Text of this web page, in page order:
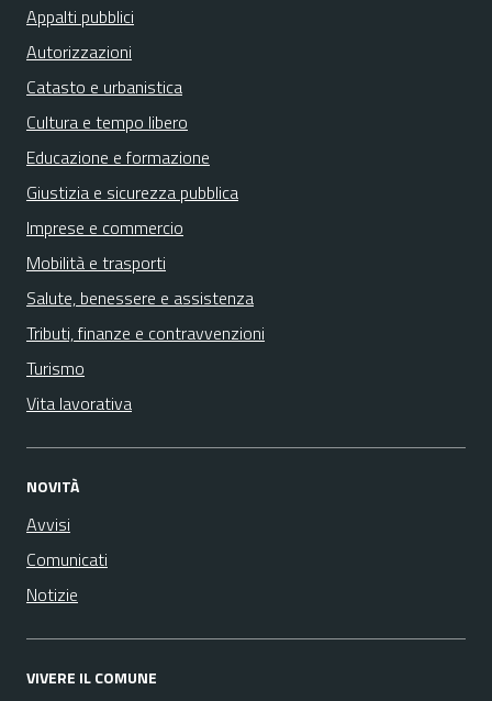
Appalti pubblici
Autorizzazioni
Catasto e urbanistica
Cultura e tempo libero
Educazione e formazione
Giustizia e sicurezza pubblica
Imprese e commercio
Mobilità e trasporti
Salute, benessere e assistenza
Tributi, finanze e contravvenzioni
Turismo
Vita lavorativa
NOVITÀ
Avvisi
Comunicati
Notizie
VIVERE IL COMUNE